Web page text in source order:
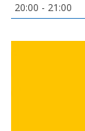
20:00 - 21:00